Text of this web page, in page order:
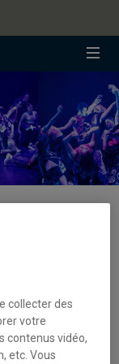
: 5 juin
collecter des
votre
contenus vidéo,
etc. Vous